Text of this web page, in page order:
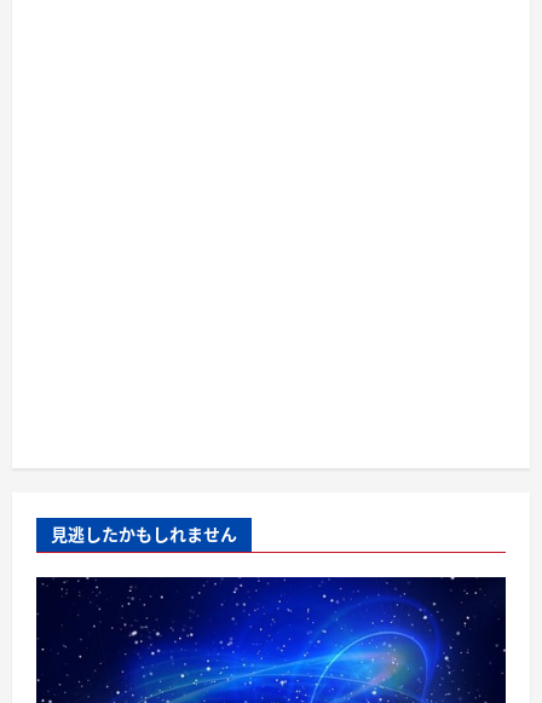
見逃したかもしれません